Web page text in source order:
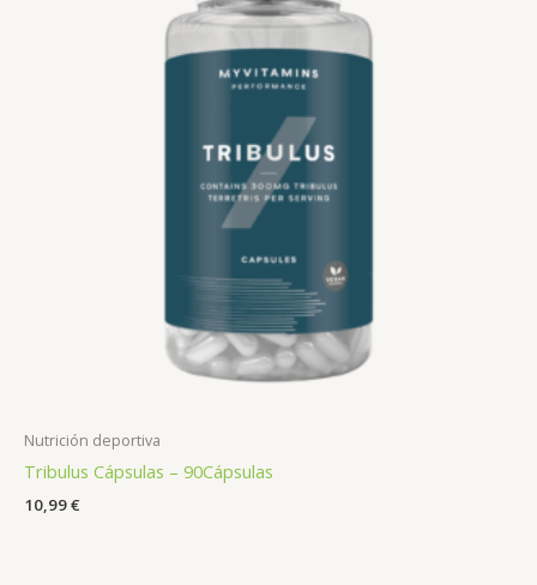
Nutrición deportiva
Tribulus Cápsulas – 90Cápsulas
10,99€